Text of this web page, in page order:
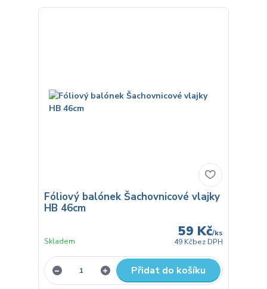
Fóliový balónek Šachovnicové vlajky
HB 46cm
59 Kč/ks
49 Kčbez DPH
Skladem
Přidat do košíku